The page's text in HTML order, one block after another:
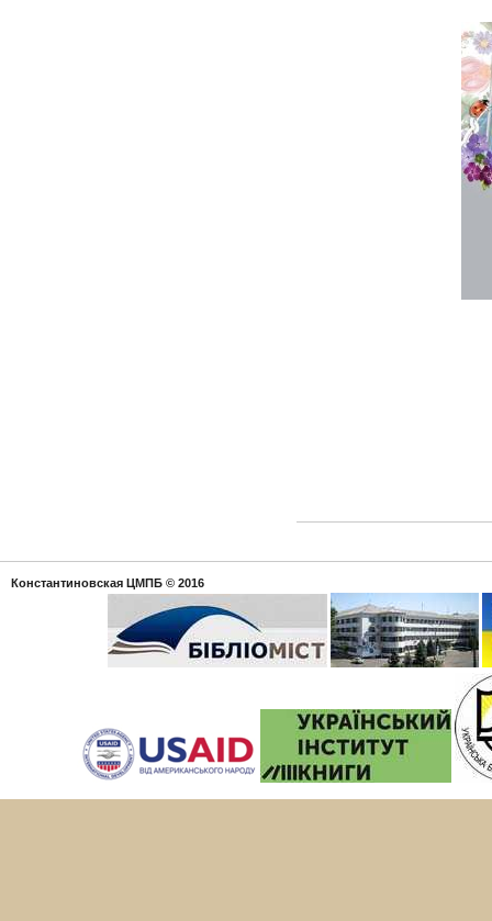
Константиновская ЦМПБ © 2016